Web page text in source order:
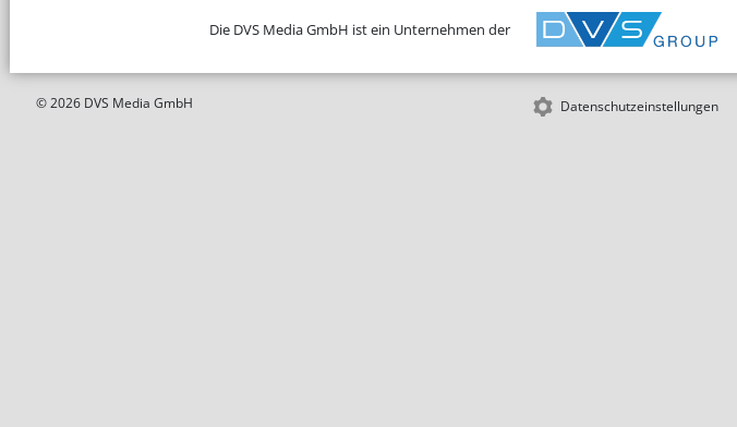
Die DVS Media GmbH ist ein Unternehmen der
© 2026 DVS Media GmbH Datenschutzeinstellungen